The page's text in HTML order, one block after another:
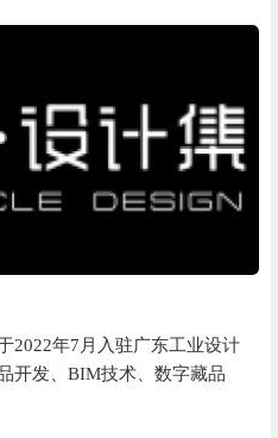
2022年7月入驻广东工业设计
开发、BIM技术、数字藏品